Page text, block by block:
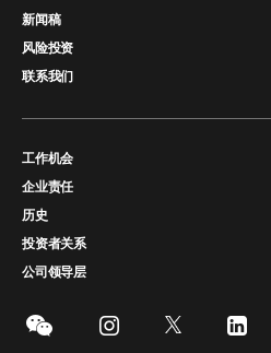
新闻稿
风险投资
联系我们
工作机会
企业责任
历史
投资者关系
公司领导层